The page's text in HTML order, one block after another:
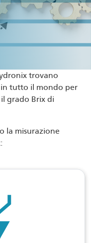
trovano
tutto il mondo per
grado Brix di
la misurazione